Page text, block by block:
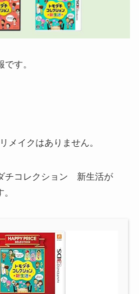
す。
メイクはありません。
チコレクション 新生活が